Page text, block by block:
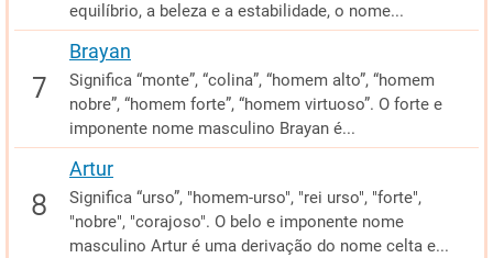
equilíbrio, a beleza e a estabilidade, o nome...
Brayan
Significa “monte”, “colina”, “homem alto”, “homem
nobre”, “homem forte”, “homem virtuoso”. O forte e
imponente nome masculino Brayan é...
Artur
Significa “urso”, "homem-urso", "rei urso", "forte",
"nobre", "corajoso". O belo e imponente nome
masculino Artur é uma derivação do nome celta e...